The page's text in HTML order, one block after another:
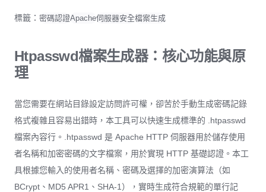
標籤： 密碼認證Apache伺服器安全檔案生成
Htpasswd檔案生成器：核心功能與原
理
當您需要在網站目錄設定訪問許可權，卻苦於手動生成密碼記錄
格式複雜且容易出錯時，本工具可以快速生成標準的 .htpasswd
檔案內容行。.htpasswd 是 Apache HTTP 伺服器用於儲存使用
者名稱和加密密碼的文字檔案，用於實現 HTTP 基礎認證。本工
具根據您輸入的使用者名稱、密碼及選擇的加密演算法（如
BCrypt、MD5 APR1、SHA-1），實時生成符合規範的單行記